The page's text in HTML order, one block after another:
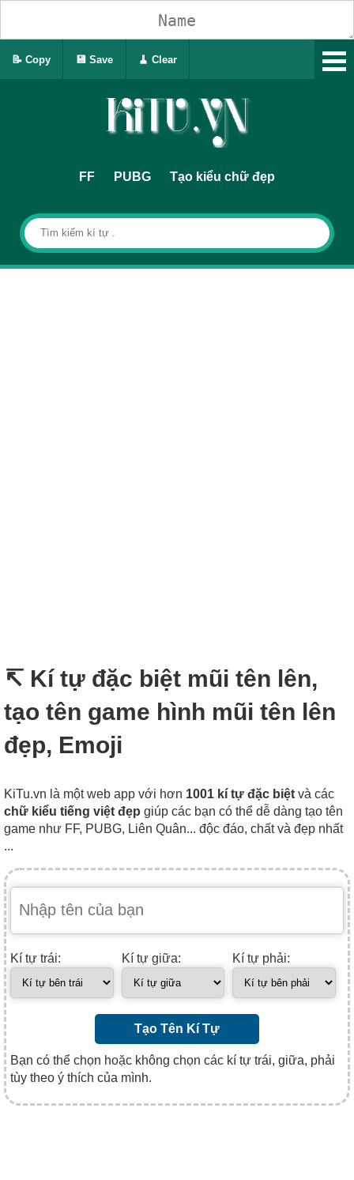
FF PUBG Tạo kiểu chữ đẹp
↸ Kí tự đặc biệt mũi tên lên,
tạo tên game hình mũi tên lên
đẹp, Emoji
KiTu.vn là một web app với hơn 1001 kí tự đặc biệt và các
chữ kiểu tiếng việt đẹp giúp các bạn có thể dễ dàng tạo tên
game như FF, PUBG, Liên Quân... độc đáo, chất và đẹp nhất
...
Kí tự trái: Kí tự giữa: Kí tự phải:
Tạo Tên Kí Tự
Bạn có thể chọn hoặc không chọn các kí tự trái, giữa, phải
tùy theo ý thích của mình.
📝 Copy 💾 Save 🧹 Clear